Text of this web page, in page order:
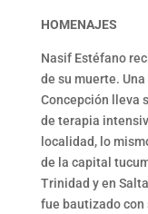
HOMENAJES
Nasif Estéfano
de su muerte.
Concepción lleva
de terapia
localidad, lo
de la capital
Trinidad y en
fue bautizado con